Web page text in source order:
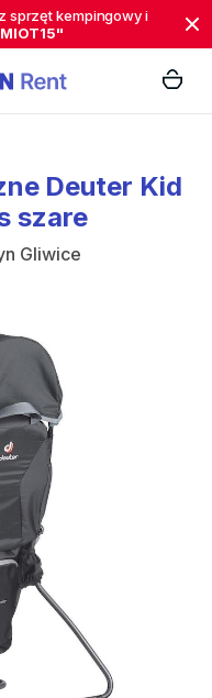
sprzęt kempingowy i
Deuter Kid
szare
Gliwice